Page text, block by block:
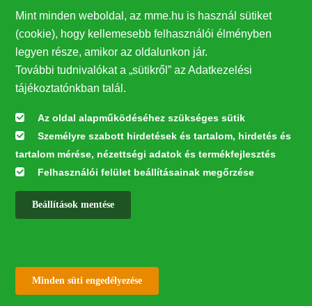
Az itatónak nem kell
feltétlenül a talajon lennie,
tehetjük fatuskóra,
Mint minden weboldal, az mme.hu is használ sütiket
(cookie), hogy kellemesebb felhasználói élményben
legyen része, amikor az oldalunkon jár.
További tudnivalókat a „sütikről” az Adatkezelési
tájékoztatónkban talál.
Az oldal alapműködéséhez szükséges sütik
Személyre szabott hirdetések és tartalom, hirdetés és
tartalom mérése, nézettségi adatok és termékfejlesztés
Felhasználói felület beállításainak megőrzése
Beállítások mentése
Minden süti engedélyezése